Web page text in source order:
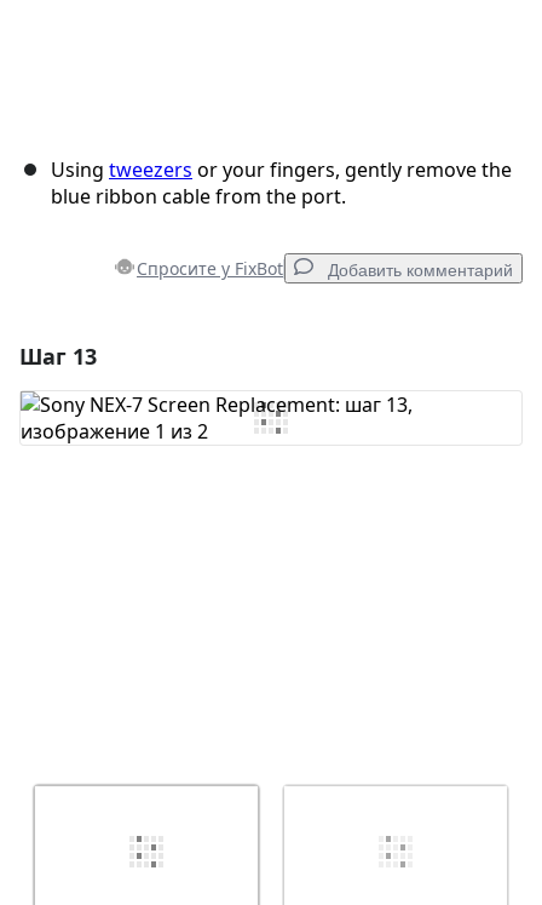
Using tweezers or your fingers, gently remove the
blue ribbon cable from the port.
Спросите у FixBot Добавить комментарий
Добавить комментарий
Шаг 13